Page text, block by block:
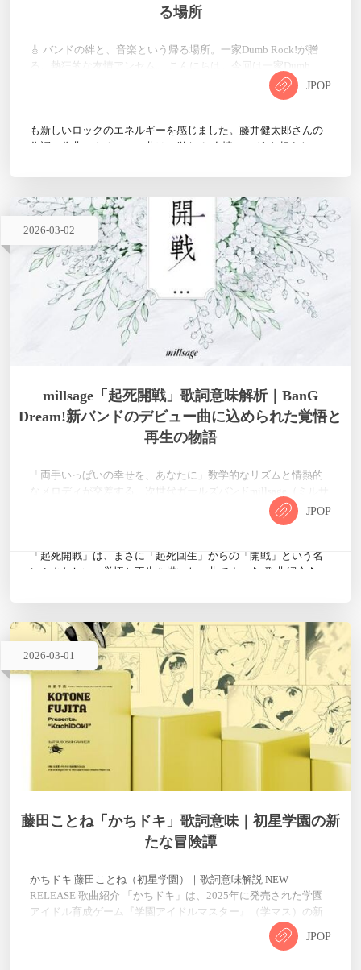
る場所
JPOP
🎸 バンドの絆と、音楽という帰る場所。一家Dumb Rock!が贈
る、熱狂的な友情アンセム。 こんにちは。今回は一家Dumb
Rock!の最新曲「ホーミー・タイッ！！」について、個人的な解
釈を交えながら書いていきたいと思います。最初にこの曲を聴
も新しいロックのエネルギーを感じました。藤井健太郎さんの
作詞・作曲によるこの一曲は、単なる"友情ソング"を超えた、
られている…
2026-03-02
millsage「起死開戦」歌詞意味解析｜BanG
Dream!新バンドのデビュー曲に込められた覚悟と
再生の物語
JPOP
「両手いっぱいの幸せを、あなたに」数学的なリズムと情熱的
なメロディが交差する、次世代ガールズバンドmillsage（ミルサ
ージュ）。2026年1月12日の「ブシロード新春大発表会2026」
で衝撃のデビューを果たし、新作ゲーム『BanG Dream! Our
「起死開戦」は、まさに「起死回生」からの「開戦」という名
にふさわしい、覚悟と再生を描いた一曲です。 ▶ 歌曲紹介 ▶
2026-03-01
藤田ことね「かちドキ」歌詞意味｜初星学園の新
たな冒険譚
JPOP
かちドキ 藤田ことね（初星学園）｜歌詞意味解説 NEW
RELEASE 歌曲紹介 「かちドキ」は、2025年に発売された学園
アイドル育成ゲーム『学園アイドルマスター』（学マス）の新
曲で、初星学園の藤田ことねを中心とした楽曲です。作詞・作
曲を手掛けるのは大澤めいと佐藤貴文（10Reads）というクリエ